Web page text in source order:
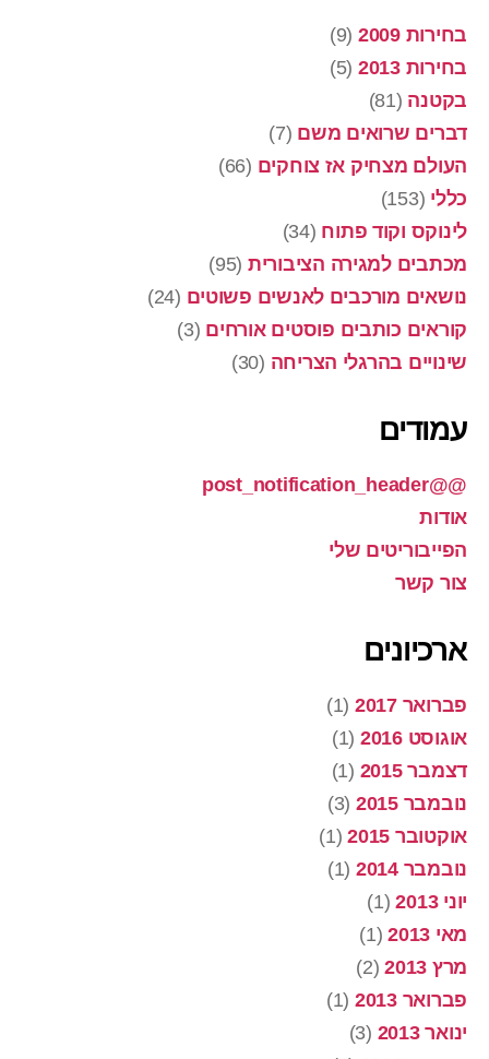
בחירות 2009
(9)
בחירות 2013
(5)
בקטנה (81)
דברים שרואים משם (7)
העולם מצחיק אז צוחקים (66)
כללי (153)
לינוקס וקוד פתוח (34)
מכתבים למגירה הציבורית (95)
נושאים מורכבים לאנשים פשוטים (24)
קוראים כותבים פוסטים אורחים (3)
שינויים בהרגלי הצריחה (30)
עמודים
@@post_notification_header
אודות
הפייבוריטים שלי
צור קשר
ארכיונים
פברואר 2017
(1)
אוגוסט 2016
(1)
דצמבר 2015
(1)
נובמבר 2015
(3)
אוקטובר 2015
(1)
נובמבר 2014
(1)
יוני 2013
(1)
מאי 2013
(1)
מרץ 2013
(2)
פברואר 2013
(1)
ינואר 2013
(3)